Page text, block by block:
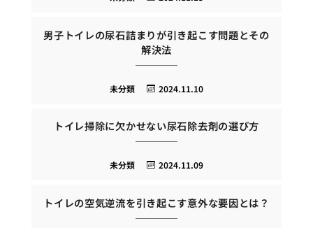
男子トイレの尿石詰まりが引き起こす問題とその
解決法
2024.11.10
未分類
トイレ掃除に欠かせない尿石除去剤の選び方
2024.11.09
未分類
トイレの空気逆流を引き起こす意外な要因とは？